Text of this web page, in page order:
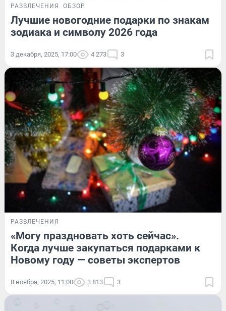
РАЗВЛЕЧЕНИЯ ОБЗОР
Лучшие новогодние подарки по знакам
зодиака и символу 2026 года
3 декабря, 2025, 17:00 4 273 3
РАЗВЛЕЧЕНИЯ
«Могу праздновать хоть сейчас».
Когда лучше закупаться подарками к
Новому году — советы экспертов
8 ноября, 2025, 11:00 3 813 3